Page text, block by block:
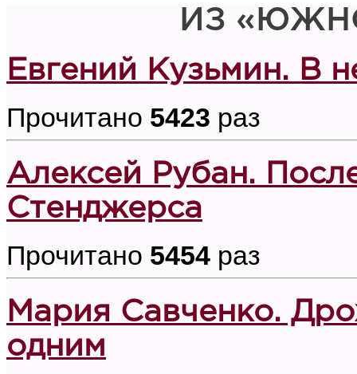
ИЗ
Евгений Кузьмин. В
Прочитано 5423 раз
Алексей Рубан.
Стенджерса
Прочитано 5454 раз
Мария Савченко.
одним